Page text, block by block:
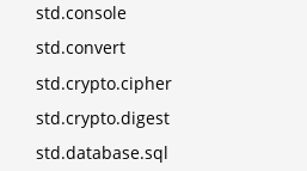
std.console
std.convert
std.crypto.cipher
std.crypto.digest
std.database.sql